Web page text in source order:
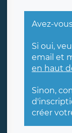
Avez-
Si oui,
email et
en haut
Sinon,
créer